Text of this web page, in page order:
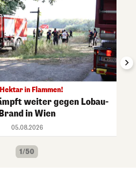
in Flammen!
weiter gegen Lobau-
in Wien
05.08.2026
1/50